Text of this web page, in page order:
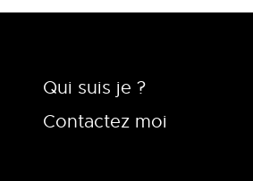
Qui suis je ?
Contactez moi